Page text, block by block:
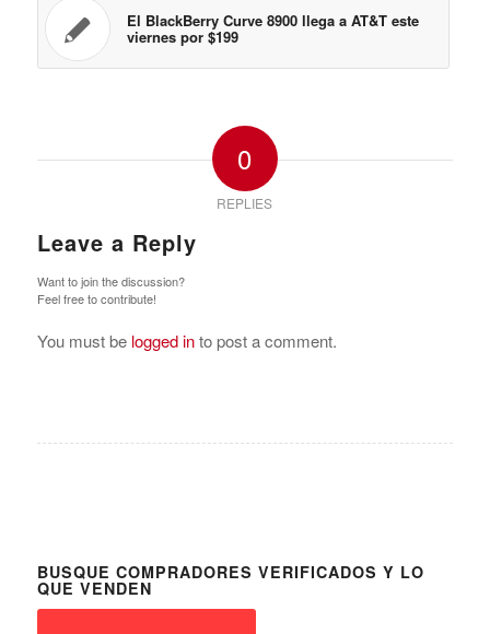
El BlackBerry Curve 8900 llega a AT&T este
viernes por $199
0
REPLIES
Leave a Reply
Want to join the discussion?
Feel free to contribute!
You must be logged into post a comment.
BUSQUE COMPRADORES VERIFICADOS Y LO
QUE VENDEN